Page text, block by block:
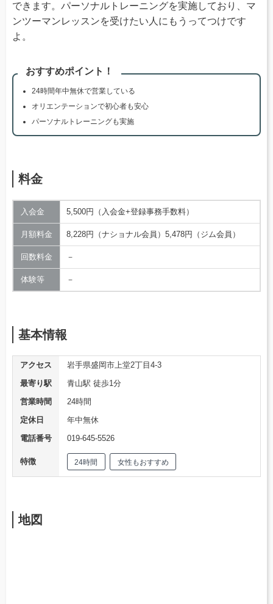
できます。パーソナルトレーニングを実施しており、マ
ンツーマンレッスンを受けたい人にもうってつけです
よ。
おすすめポイント！
24時間年中無休で営業している
オリエンテーションで初心者も安心
パーソナルトレーニングも実施
料金
入会金 5,500円（入会金+登録事務手数料）
月額料金 8,228円（ナショナル会員）5,478円（ジム会員）
回数料金 －
体験等 －
基本情報
アクセス
岩手県盛岡市上堂2丁目4-3
最寄り駅
青山駅 徒歩1分
営業時間
24時間
定休日
年中無休
電話番号
019-645-5526
特徴 24時間 女性もおすすめ
地図